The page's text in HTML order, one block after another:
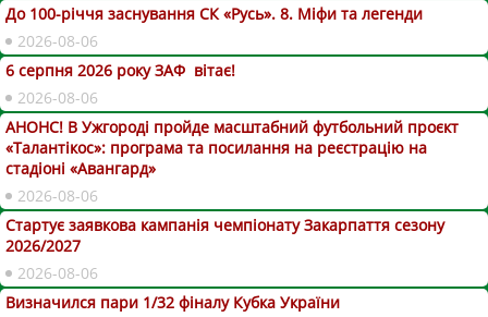
До 100-річчя заснування СК «Русь». 8. Міфи та легенди
2026-08-06
6 серпня 2026 року ЗАФ вітає!
2026-08-06
АНОНС! В Ужгороді пройде масштабний футбольний проєкт
«Талантікос»: програма та посилання на реєстрацію на
стадіоні «Авангард»
2026-08-06
Стартує заявкова кампанія чемпіонату Закарпаття сезону
2026/2027
2026-08-06
Визначился пари 1/32 фіналу Кубка України